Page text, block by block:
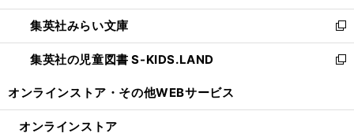
開
く
ウ
で
開
く
ン
ド
ウ
で
ウ
ィ
ン
ド
開
集英社みらい文庫
新
し
い
ン
集英社の児童図書 S-KIDS.LAND
新
ウ
オンラインストア・ その他WEBサービス
オンラインストア